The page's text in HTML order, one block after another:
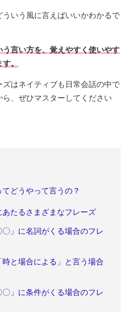
いう風に言えばいいかわかるで
う言い方を、覚えやすく使いやす
。
ズはネイティブも日常会話の中で
、ぜひマスターしてください
どうやって言うの？
たるさまざまなフレーズ
」に名詞がくる場合のフレ
時と場合による」と言う場合
」に条件がくる場合のフレ